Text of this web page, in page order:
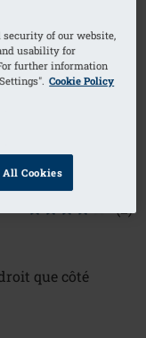
que côté
security of our website,
usability for
further information
Cookie Policy
All Cookies